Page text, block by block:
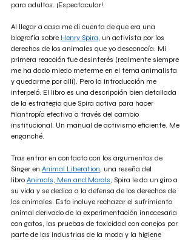
para adultos. ¡Espectacular!
Al llegar a casa me di cuenta de que era una
biografía sobre Henry Spira, un activista por los
derechos de los animales que yo desconocía. Mi
primera reacción fue desinterés (realmente siempre
me ha dado miedo meterme en el tema animalista
y quedarme por allí). Pero la introducción me
interpeló. El libro es una descripción bien detallada
de la estrategia que Spira activa para hacer
filantropía efectiva a través del cambio
institucional. Un manual de activismo eficiente. Me
enganché.
Tras entrar en contacto con los argumentos de
Singer en Animal Liberation, una reseña del
libro Animals, Men and Morals, Spira le da un giro a
su vida y se dedica a la defensa de los derechos de
los animales. Esto incluye rechazar el sufrimiento
animal derivado de la experimentación innecesaria
con gatos, las pruebas de toxicidad con conejos por
parte de las industrias de la moda y la higiene